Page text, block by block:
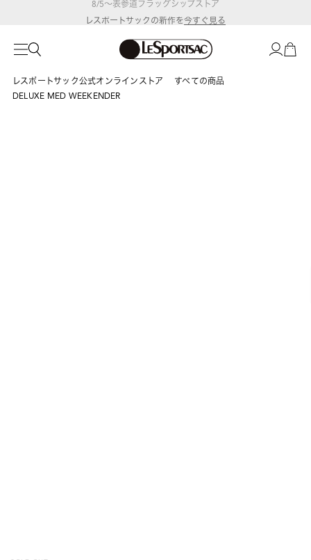
レスポートサックの新作を 今すぐ見る
レスポートサック公式オンラインストア
すべての商品
DELUXE MED WEEKENDER